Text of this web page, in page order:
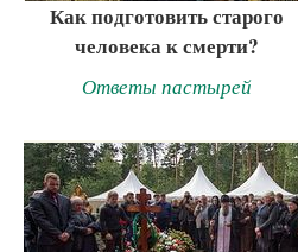
Как подготовить старого
человека к смерти?
Ответы пастырей